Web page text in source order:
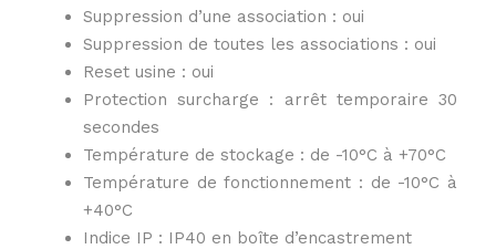
Suppression d’une association : oui
Suppression de toutes les associations : oui
Reset usine : oui
Protection surcharge : arrêt temporaire 30
secondes
Température de stockage : de -10°C à +70°C
Température de fonctionnement : de -10°C à
+40°C
Indice IP : IP40 en boîte d’encastrement